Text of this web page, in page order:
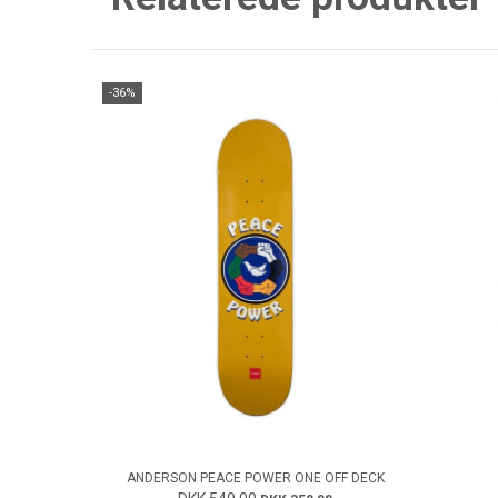
-36%
ANDERSON PEACE POWER ONE OFF DECK